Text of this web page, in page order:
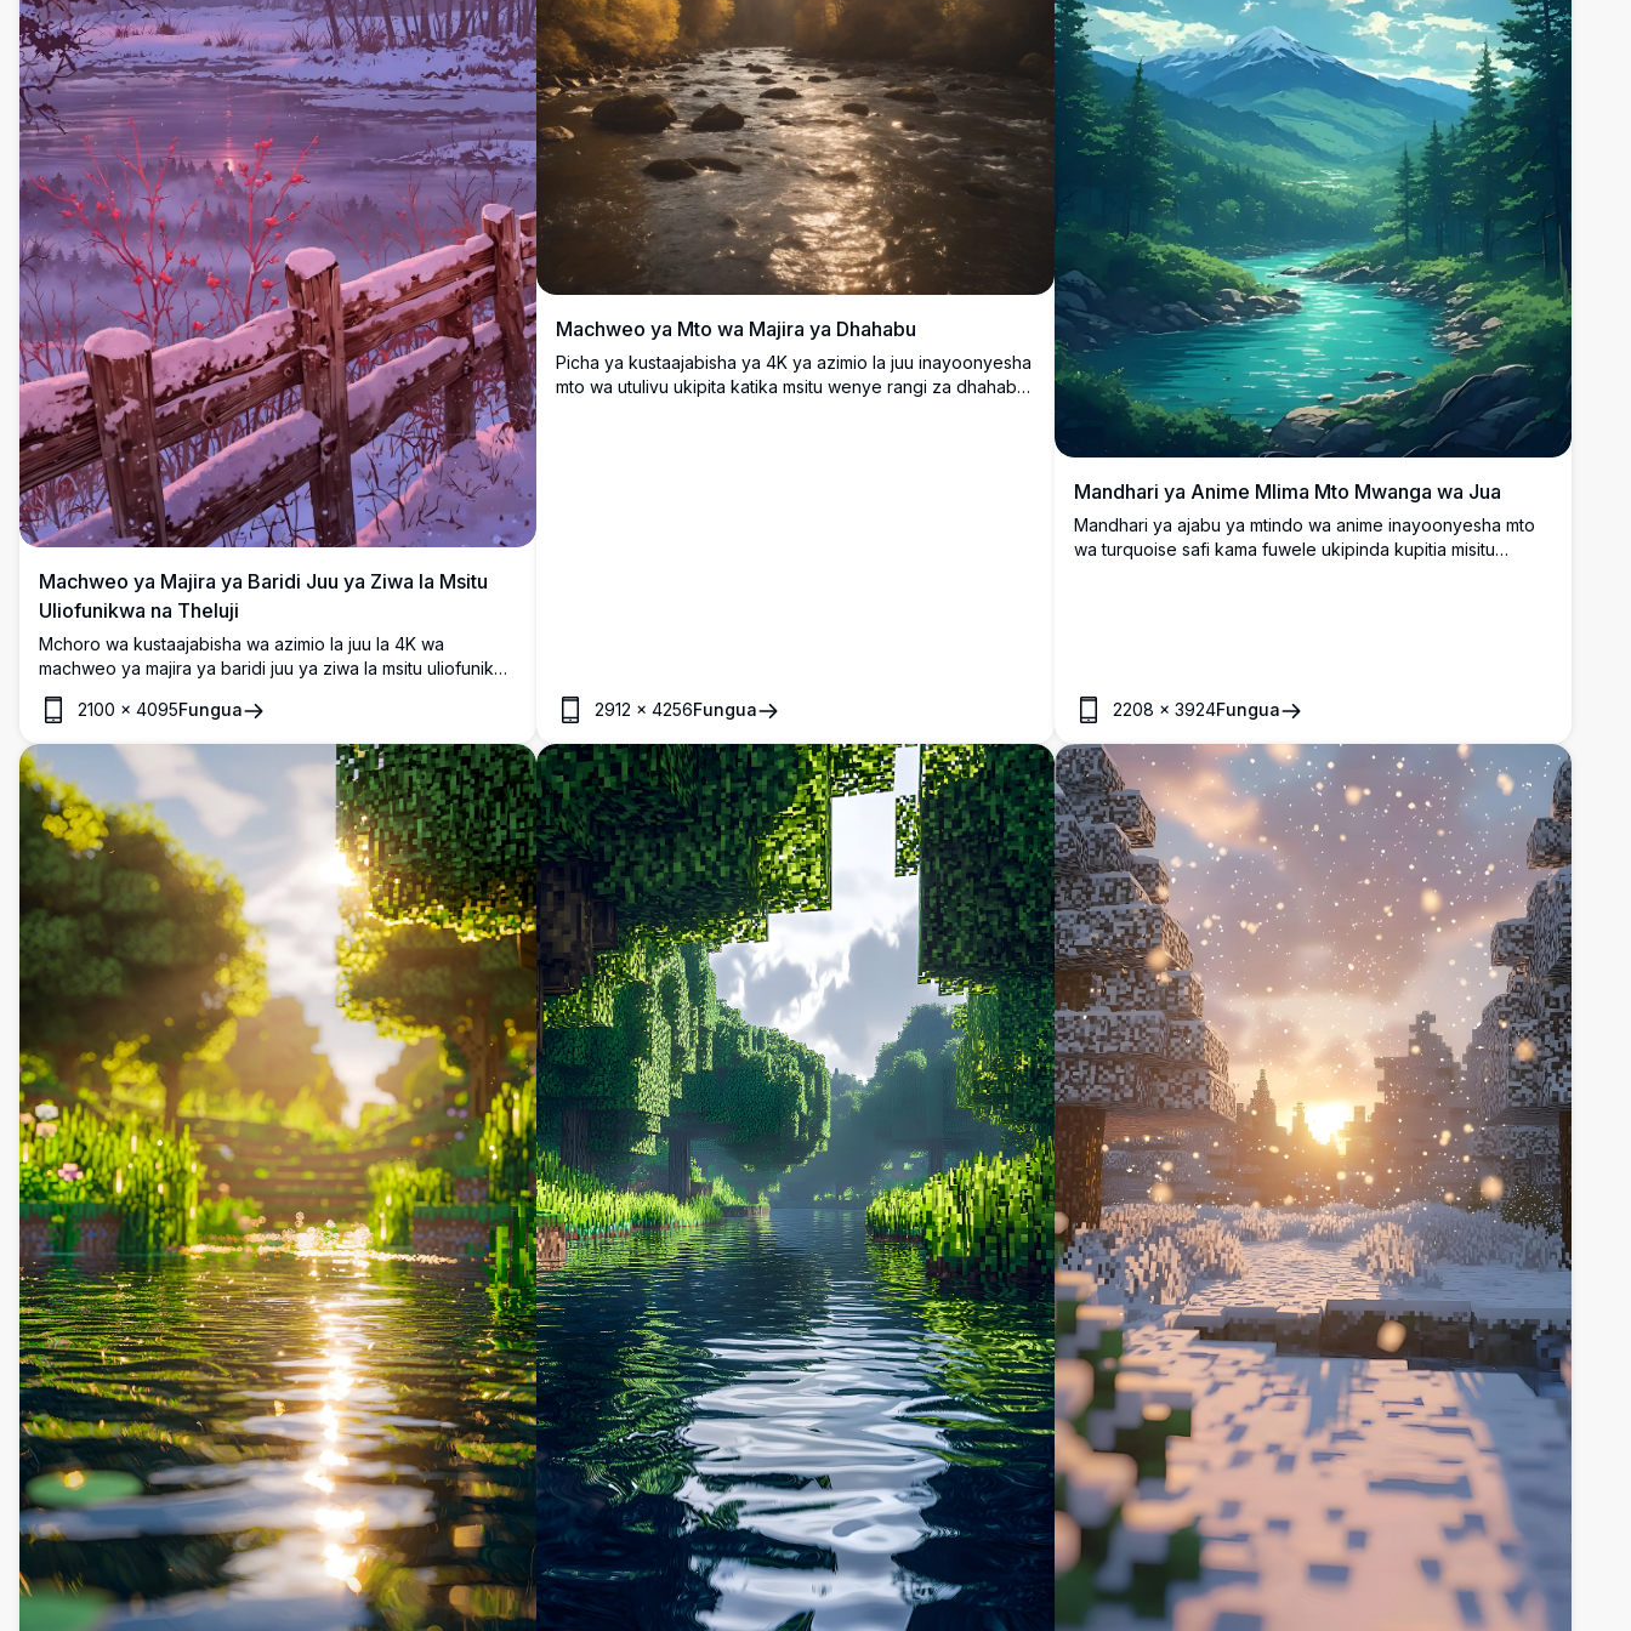
Machweo ya Majira ya Baridi Juu ya Ziwa la Msitu
Uliofunikwa na Theluji
Mchoro wa kustaajabisha wa azimio la juu la 4K wa
machweo ya majira ya baridi juu ya ziwa la msitu uliofunikwa
na theluji. Anga inang’aa na rangi za pinki na zambarau
zenye uchangamfu, zikiakisi kwenye maji tulivu. Miti
iliyofunikwa na theluji na uzio wa mbao huchukua mandhari
ya amani, huku matunda mekundu yakiongeza rangi ya
kupendeza. Bora kwa wapenzi wa asili na w pendaji wa
sanaa wanaotafuta mandhari ya majira ya baridi ya amani na
ya ubora wa juu.
2100 × 4095Fungua
Machweo ya Mto wa Majira ya Dhahabu
Picha ya kustaajabisha ya 4K ya azimio la juu inayoonyesha
mto wa utulivu ukipita katika msitu wenye rangi za dhahabu
2912 ×4256Fungua
Mandhari ya Anime Mlima Mto Mwanga wa Jua
Mandhari ya ajabu ya mtindo wa anime inayoonyesha mto
wa turquoise safi kama fuwele ukipinda kupitia misitu
2208 × 3924Fungua